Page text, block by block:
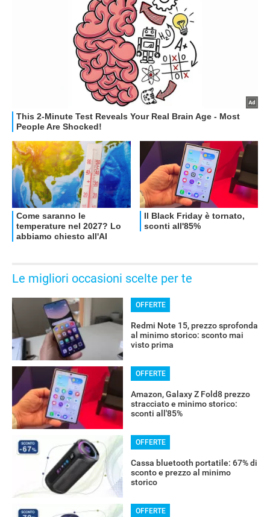
OFFERTE
Le migliori occasioni scelte per te
OFFERTE
Redmi Note 15, prezzo sprofonda
al minimo storico: sconto mai
visto prima
OFFERTE
Amazon, Galaxy Z Fold8 prezzo
stracciato e minimo storico:
sconti all'85%
OFFERTE
Cassa bluetooth portatile: 67% di
sconto e prezzo al minimo
storico
OFFERTE